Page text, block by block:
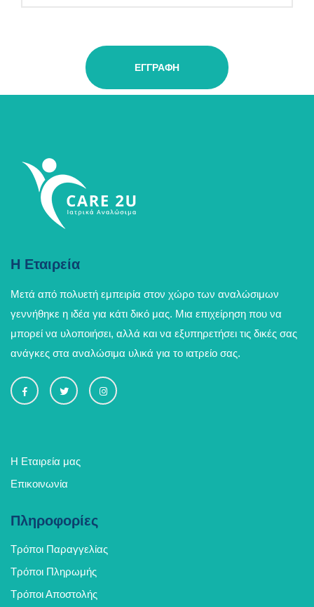
ΕΓΓΡΑΦΉ
Η Εταιρεία
Μετά από πολυετή εμπειρία στον χώρο των αναλώσιμων
γεννήθηκε η ιδέα για κάτι δικό μας. Μια επιχείρηση που να
μπορεί να υλοποιήσει, αλλά και να εξυπηρετήσει τις δικές σας
ανάγκες στα αναλώσιμα υλικά για το ιατρείο σας.
Η Εταιρεία μας
Επικοινωνία
Πληροφορίες
Τρόποι Παραγγελίας
Τρόποι Πληρωμής
Τρόποι Αποστολής